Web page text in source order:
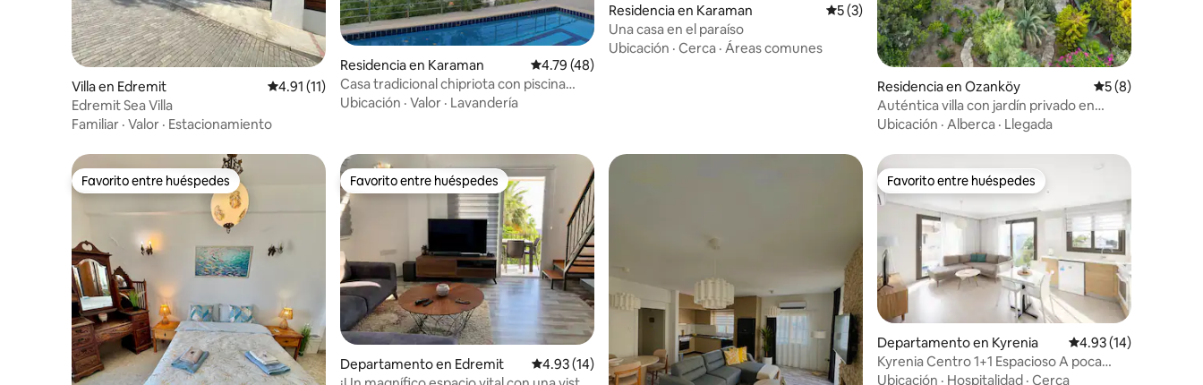
Villa en Edremit Calificación promedio: 4.91 de 5; 11 evaluaciones
4.91 (11)
Edremit Sea Villa
Familiar · Valor · Estacionamiento
Residencia en Karaman Calificación promedio: 4.79 de 5; 48 evaluaciones
4.79 (48)
Casa tradicional chipriota con piscina
privada
Ubicación · Valor · Lavandería
Residencia en Karaman Calificación promedio: 5 de 5; 3 evaluaciones
5 (3)
Una casa en el paraíso
Ubicación · Cerca · Áreas comunes
Residencia en Ozanköy Calificación
5 (8)
Auténtica villa con jardín privado en
Kyrenia
Ubicación · Alberca · Llegada
Favorito entre huéspedes
Favorito entre huéspedes Favorito entre huéspedes
Favorito entre huéspedes
Departamento en Edremit Calificación promedio: 4.93 de 5; 14 evaluaciones
4.93 (14)
Favorito entre huéspedes
Favorito entre huéspedes
Departamento en Kyrenia Calificación
4.93 (14)
Kyrenia Centro 1+1 Espacioso A poca
distancia
Ubicación · Hospitalidad · Cerca